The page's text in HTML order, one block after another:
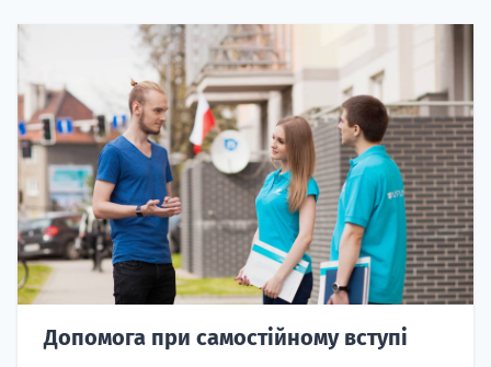
Допомога при самостійному вступі